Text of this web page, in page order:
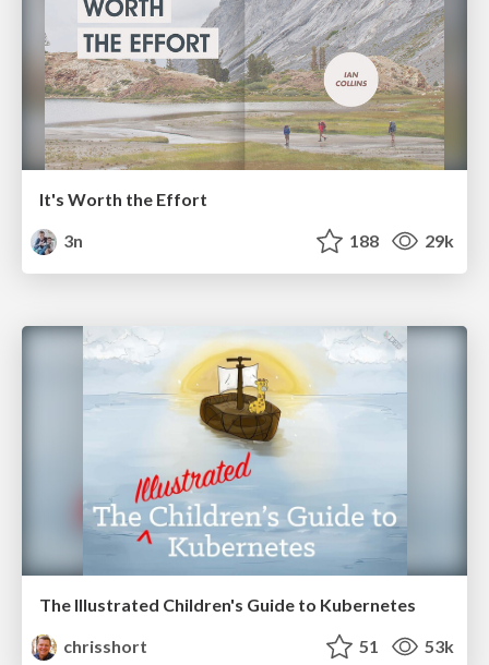
It's Worth the Effort
3n
188 29k
The Illustrated Children's Guide to Kubernetes
chrisshort
51 53k